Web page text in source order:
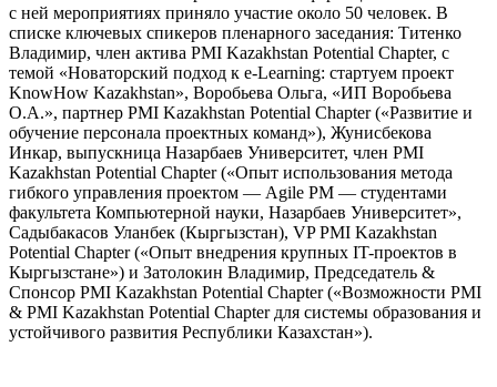
с ней мероприятиях приняло участие около 50 человек. В
списке ключевых спикеров пленарного заседания: Титенко
Владимир, член актива PMI Kazakhstan Potential Chapter, с
темой «Новаторский подход к e-Learning: стартуем проект
KnowHow Kazakhstan», Воробьева Ольга, «ИП Воробьева
О.А.», партнер PMI Kazakhstan Potential Chapter («Развитие и
обучение персонала проектных команд»), Жунисбекова
Инкар, выпускница Назарбаев Университет, член PMI
Kazakhstan Potential Chapter («Опыт использования метода
гибкого управления проектом — Agile PM — студентами
факультета Компьютерной науки, Назарбаев Университет»,
Садыбакасов Уланбек (Кыргызстан), VP PMI Kazakhstan
Potential Chapter («Опыт внедрения крупных IT-проектов в
Кыргызстане») и Затолокин Владимир, Председатель &
Спонсор PMI Kazakhstan Potential Chapter («Возможности PMI
& PMI Kazakhstan Potential Chapter для системы образования и
устойчивого развития Республики Казахстан»).